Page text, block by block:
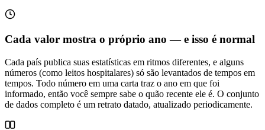
Cada valor mostra o próprio ano — e isso é normal
Cada país publica suas estatísticas em ritmos diferentes, e alguns
números (como leitos hospitalares) só são levantados de tempos em
tempos. Todo número em uma carta traz o ano em que foi
informado, então você sempre sabe o quão recente ele é. O conjunto
de dados completo é um retrato datado, atualizado periodicamente.